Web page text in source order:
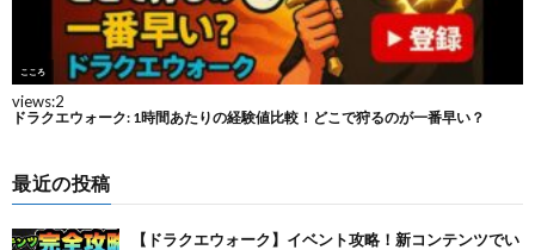
最近の投稿
【ドラクエウォーク】イベント攻略！新コンテンツでい